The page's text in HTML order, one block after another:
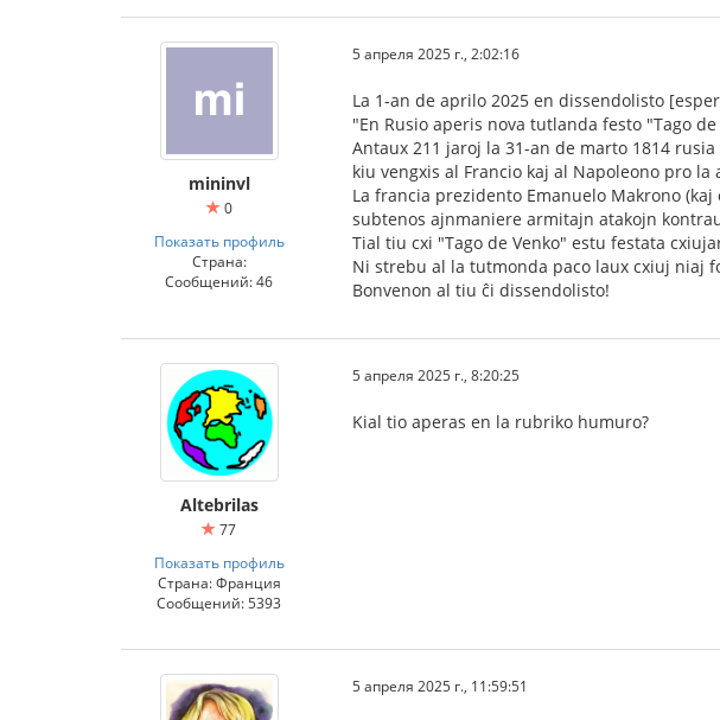
mininvl
0
Показать профиль
Страна:
Сообщений: 46
5 апреля 2025 г., 2:02:16
La 1-an de aprilo 2025 en dissendolisto
"En Rusio aperis nova tutlanda festo "Tago de
Antaux 211 jaroj la 31-an de marto 1814
kiu vengxis al Francio kaj al Napoleono pro
La francia prezidento Emanuelo Makrono
subtenos ajnmaniere armitajn atakojn
Tial tiu cxi "Tago de Venko" estu festata
Ni strebu al la tutmonda paco laux cxiuj niaj
Bonvenon al tiu ĉi dissendolisto!
Altebrilas
77
Показать профиль
Страна: Франция
Сообщений: 5393
5 апреля 2025 г., 8:20:25
Kial tio aperas en la rubriko humuro?
5 апреля 2025 г., 11:59:51